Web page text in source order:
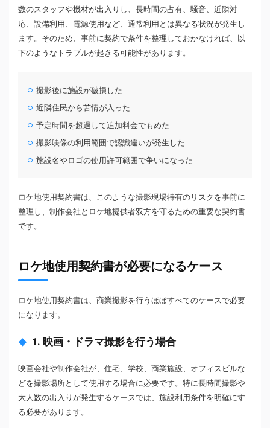
数のスタッフや機材が出入りし、長時間の占有、騒音、近隣対
応、設備利用、電源使用など、通常利用とは異なる状況が発生し
ます。そのため、事前に契約で条件を整理しておかなければ、以
下のようなトラブルが起きる可能性があります。
撮影後に施設が破損した
近隣住民から苦情が入った
予定時間を超過して追加料金でもめた
撮影映像の利用範囲で認識違いが発生した
施設名やロゴの使用許可範囲で争いになった
ロケ地使用契約書は、このような撮影現場特有のリスクを事前に
整理し、制作会社とロケ地提供者双方を守るための重要な契約書
です。
ロケ地使用契約書が必要になるケース
ロケ地使用契約書は、商業撮影を行うほぼすべてのケースで必要
になります。
1. 映画・ドラマ撮影を行う場合
映画会社や制作会社が、住宅、学校、商業施設、オフィスビルな
どを撮影場所として使用する場合に必要です。特に長時間撮影や
大人数の出入りが発生するケースでは、施設利用条件を明確にす
る必要があります。